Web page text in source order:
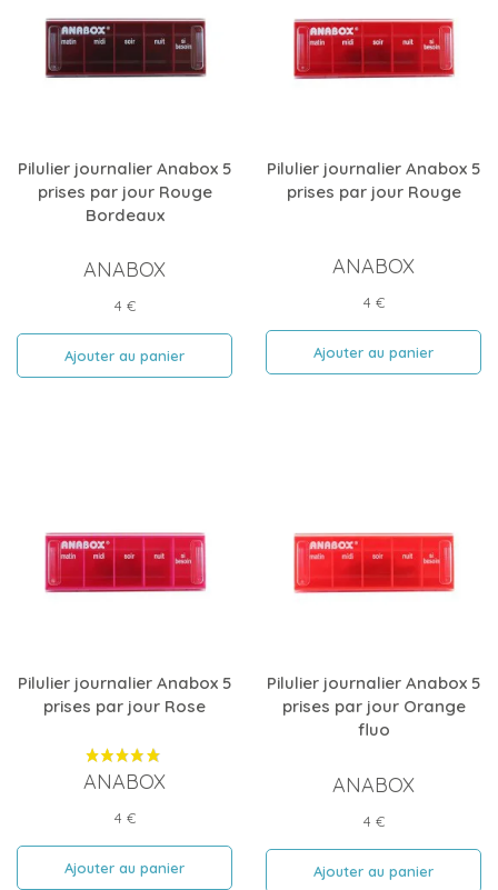
Pilulier journalier Anabox 5
prises par jour Rouge
Bordeaux
ANABOX
Prix
4 €
Ajouter au panier
Pilulier journalier Anabox 5
prises par jour Rouge
ANABOX
Prix
4 €
Ajouter au panier
Pilulier journalier Anabox 5
prises par jour Rose
ANABOX
Prix
4 €
Ajouter au panier
Pilulier journalier Anabox 5
prises par jour Orange
fluo
ANABOX
Prix
4 €
Ajouter au panier